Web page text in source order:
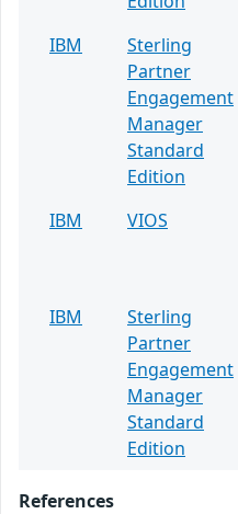
IBM
Sterling
Partner
Engagement
Manager
Standard
Edition
IBM VIOS
IBM
Sterling
Partner
Engagement
Manager
Standard
Edition
References